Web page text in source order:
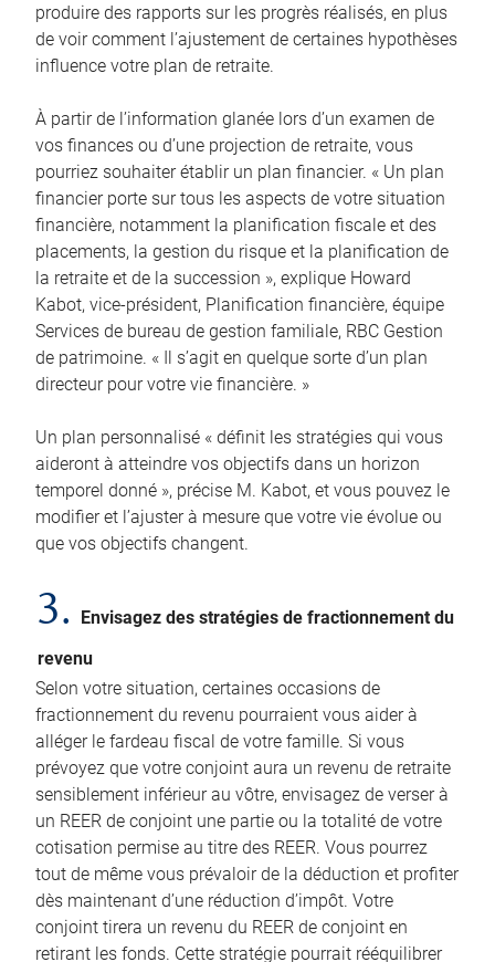
produire des rapports sur les progrès réalisés, en plus
de voir comment l’ajustement de certaines hypothèses
influence votre plan de retraite.
À partir de l’information glanée lors d’un examen de
vos finances ou d’une projection de retraite, vous
pourriez souhaiter établir un plan financier. « Un plan
financier porte sur tous les aspects de votre situation
financière, notamment la planification fiscale et des
placements, la gestion du risque et la planification de
la retraite et de la succession », explique Howard
Kabot, vice-président, Planification financière, équipe
Services de bureau de gestion familiale, RBC Gestion
de patrimoine. « Il s’agit en quelque sorte d’un plan
directeur pour votre vie financière. »
Un plan personnalisé « définit les stratégies qui vous
aideront à atteindre vos objectifs dans un horizon
temporel donné », précise M. Kabot, et vous pouvez le
modifier et l’ajuster à mesure que votre vie évolue ou
que vos objectifs changent.
3.
Envisagez des stratégies de fractionnement du
revenu
Selon votre situation, certaines occasions de
fractionnement du revenu pourraient vous aider à
alléger le fardeau fiscal de votre famille. Si vous
prévoyez que votre conjoint aura un revenu de retraite
sensiblement inférieur au vôtre, envisagez de verser à
un REER de conjoint une partie ou la totalité de votre
cotisation permise au titre des REER. Vous pourrez
tout de même vous prévaloir de la déduction et profiter
dès maintenant d’une réduction d’impôt. Votre
conjoint tirera un revenu du REER de conjoint en
retirant les fonds. Cette stratégie pourrait rééquilibrer